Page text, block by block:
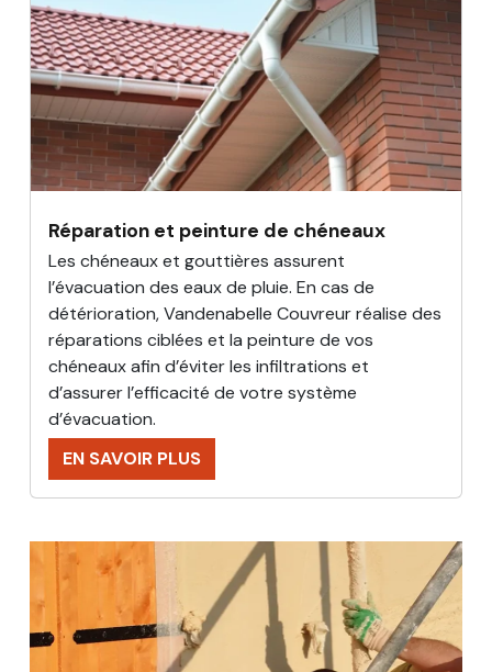
Réparation et peinture de chéneaux
Les chéneaux et gouttières assurent
l’évacuation des eaux de pluie. En cas de
détérioration, Vandenabelle Couvreur réalise des
réparations ciblées et la peinture de vos
chéneaux afin d’éviter les infiltrations et
d’assurer l’efficacité de votre système
d’évacuation.
EN SAVOIR PLUS